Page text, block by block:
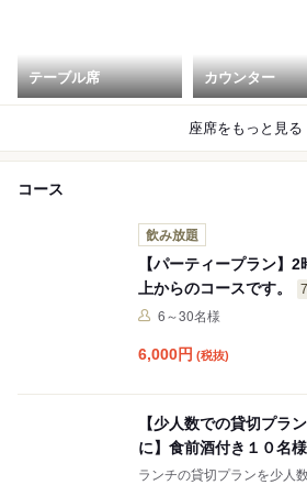
テーブル席 カウンター
座席をもっと見る
コース
飲み放題
【パーティープラン】
上からのコースです。
6～30名様
6,000円 (税抜)
【少人数での貸切プラ
に】食前酒付き１０名
ランチの貸切プランを少人